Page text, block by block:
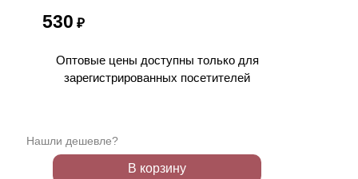
530 ₽
Оптовые цены доступны только для
зарегистрированных посетителей
Нашли дешевле?
В корзину